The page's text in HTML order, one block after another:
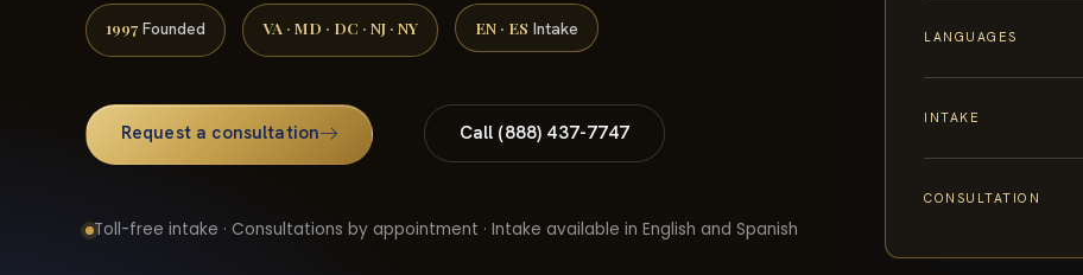
1997 Founded VA · MD · DC · NJ · NY EN · ES Intake
Request a consultation Call (888) 437-7747
Toll-free intake · Consultations by appointment · Intake available in English and Spanish
LANGUAGES
INTAKE
CONSULTATION